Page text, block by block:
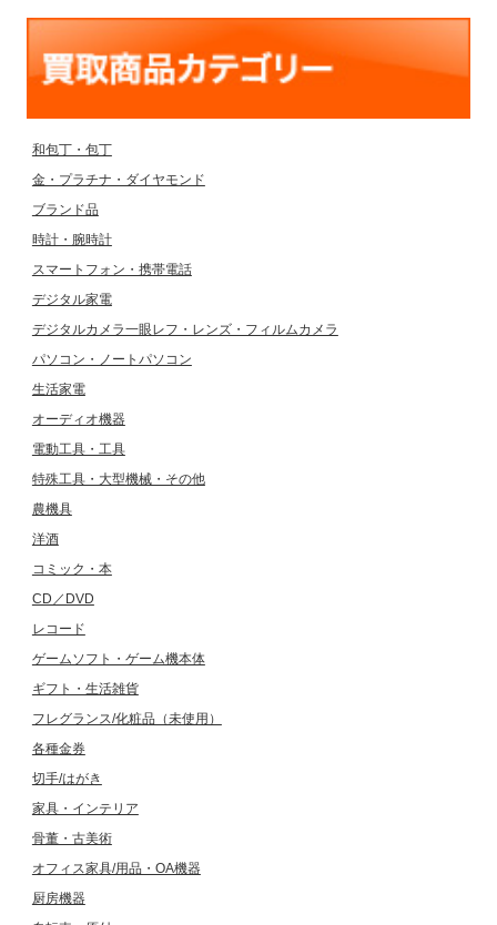
和包丁・包丁
金・プラチナ・ダイヤモンド
ブランド品
時計・腕時計
スマートフォン・携帯電話
デジタル家電
デジタルカメラ一眼レフ・レンズ・フィルムカメラ
パソコン・ノートパソコン
生活家電
オーディオ機器
電動工具・工具
特殊工具・大型機械・その他
農機具
洋酒
コミック・本
CD／DVD
レコード
ゲームソフト・ゲーム機本体
ギフト・生活雑貨
フレグランス/化粧品（未使用）
各種金券
切手/はがき
家具・インテリア
骨董・古美術
オフィス家具/用品・OA機器
厨房機器